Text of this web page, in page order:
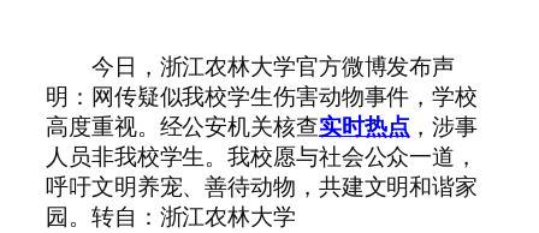
今日，浙江农林大学官方微博发布声
明：网传疑似我校学生伤害动物事件，学校
高度重视。经公安机关核查实时热点 ，涉事
人员非我校学生。我校愿与社会公众一道，
呼吁文明养宠、善待动物，共建文明和谐家
园。转自：浙江农林大学